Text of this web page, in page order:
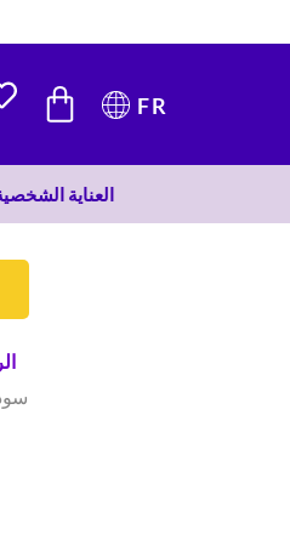
CARTFR
العناية